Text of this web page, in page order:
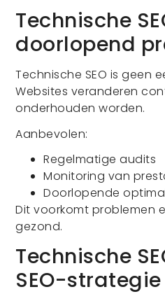
Technische
doorlopend
Technische SEO is geen
Websites veranderen
onderhouden worden.
Aanbevolen:
Regelmatige audits
Monitoring van
Doorlopende
Dit voorkomt problemen
gezond.
Technische
SEO-strategie